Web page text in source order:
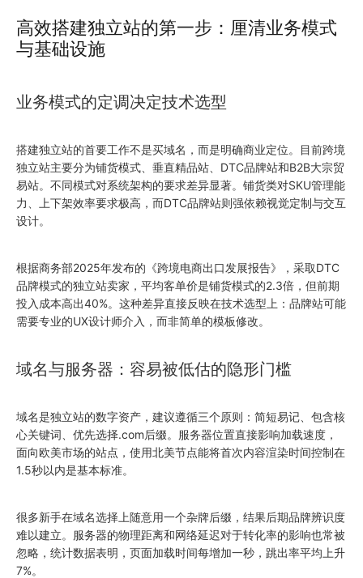
高效搭建独立站的第一步：厘清业务模式
与基础设施
业务模式的定调决定技术选型
搭建独立站的首要工作不是买域名，而是明确商业定位。目前跨境
独立站主要分为铺货模式、垂直精品站、DTC品牌站和B2B大宗贸
易站。不同模式对系统架构的要求差异显著。铺货类对SKU管理能
力、上下架效率要求极高，而DTC品牌站则强依赖视觉定制与交互
设计。
根据商务部2025年发布的《跨境电商出口发展报告》，采取DTC
品牌模式的独立站卖家，平均客单价是铺货模式的2.3倍，但前期
投入成本高出40%。这种差异直接反映在技术选型上：品牌站可能
需要专业的UX设计师介入，而非简单的模板修改。
域名与服务器：容易被低估的隐形门槛
域名是独立站的数字资产，建议遵循三个原则：简短易记、包含核
心关键词、优先选择.com后缀。服务器位置直接影响加载速度，
面向欧美市场的站点，使用北美节点能将首次内容渲染时间控制在
1.5秒以内是基本标准。
很多新手在域名选择上随意用一个杂牌后缀，结果后期品牌辨识度
难以建立。服务器的物理距离和网络延迟对于转化率的影响也常被
忽略，统计数据表明，页面加载时间每增加一秒，跳出率平均上升
7%。